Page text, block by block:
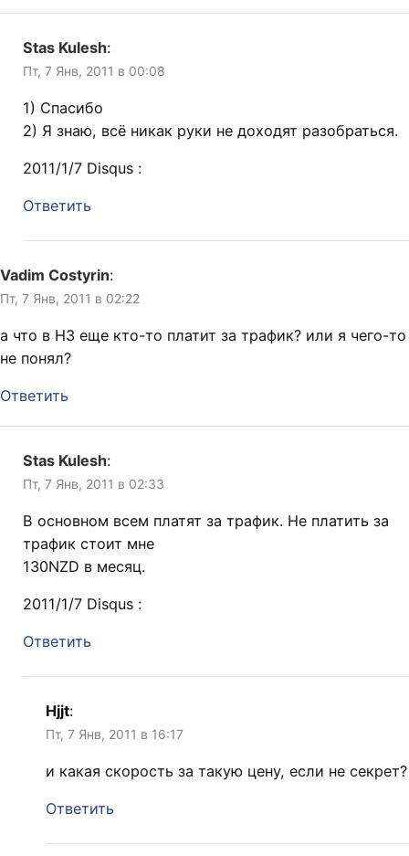
Stas Kulesh:
Пт, 7 Янв, 2011 в 00:08
1) Спасибо
2) Я знаю, всё никак руки не доходят разобраться.
2011/1/7 Disqus :
Ответить
Vadim Costyrin:
Пт, 7 Янв, 2011 в 02:22
а что в НЗ еще кто-то платит за трафик? или я чего-то
не понял?
Ответить
Stas Kulesh:
Пт, 7 Янв, 2011 в 02:33
В основном всем платят за трафик. Не платить за
трафик стоит мне
130NZD в месяц.
2011/1/7 Disqus :
Ответить
Hjjt:
Пт, 7 Янв, 2011 в 16:17
и какая скорость за такую цену, если не секрет?
Ответить